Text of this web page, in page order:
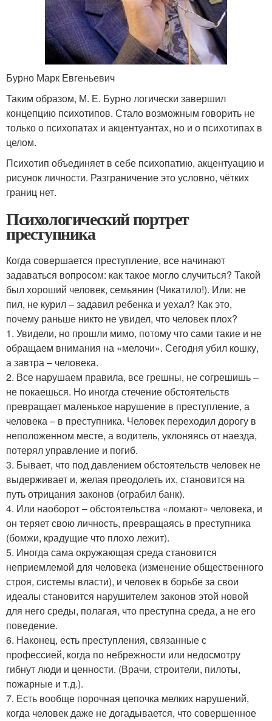
Бурно Марк Евгеньевич
Таким образом, М. Е. Бурно логически завершил
концепцию психотипов. Стало возможным говорить не
только о психопатах и акцентуантах, но и о психотипах в
целом.
Психотип объединяет в себе психопатию, акцентуацию и
рисунок личности. Разграничение это условно, чётких
границ нет.
Психологический портрет
преступника
Когда совершается преступление, все начинают
задаваться вопросом: как такое могло случиться? Такой
был хороший человек, семьянин (Чикатило!). Или: не
пил, не курил – задавил ребенка и уехал? Как это,
почему раньше никто не увидел, что человек плох?
1. Увидели, но прошли мимо, потому что сами такие и не
обращаем внимания на «мелочи». Сегодня убил кошку,
а завтра – человека.
2. Все нарушаем правила, все грешны, не согрешишь –
не покаешься. Но иногда стечение обстоятельств
превращает маленькое нарушение в преступление, а
человека – в преступника. Человек переходил дорогу в
неположенном месте, а водитель, уклоняясь от наезда,
потерял управление и погиб.
3. Бывает, что под давлением обстоятельств человек не
выдерживает и, желая преодолеть их, становится на
путь отрицания законов (ограбил банк).
4. Или наоборот – обстоятельства «ломают» человека, и
он теряет свою личность, превращаясь в преступника
(бомжи, крадущие что плохо лежит).
5. Иногда сама окружающая среда становится
неприемлемой для человека (изменение общественного
строя, системы власти), и человек в борьбе за свои
идеалы становится нарушителем законов этой новой
для него среды, полагая, что преступна среда, а не его
поведение.
6. Наконец, есть преступления, связанные с
профессией, когда по небрежности или недосмотру
гибнут люди и ценности. (Врачи, строители, пилоты,
пожарные и т.д.).
7. Есть вообще порочная цепочка мелких нарушений,
когда человек даже не догадывается, что совершенное